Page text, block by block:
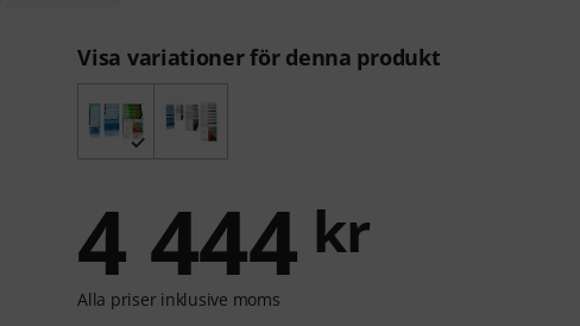
Visa variationer för denna produkt
4 444 kr
Alla priser inklusive moms